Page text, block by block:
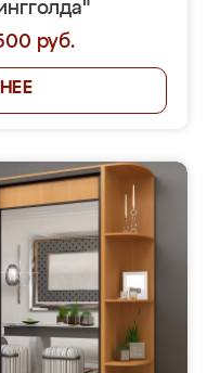
руб.